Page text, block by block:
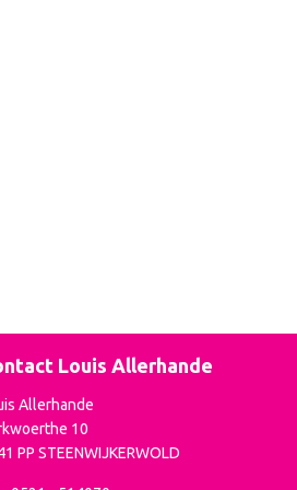
Louis Allerhande
Allerhande
10
PP STEENWIJKERWOLD